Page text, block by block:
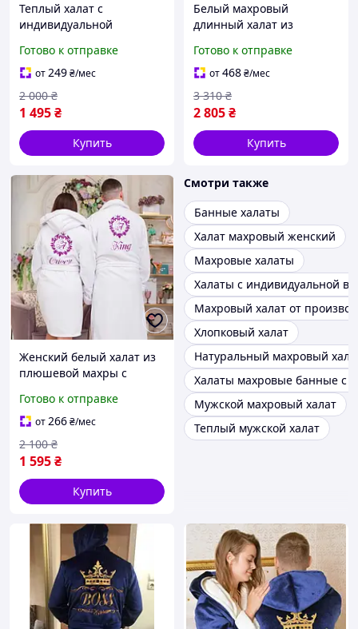
Теплый халат с
индивидуальной
воротником длинный на
запах бордовый
Готово к отправке
от249₴/мес
1 495₴
2 000 ₴
Купить
Белый махровый
длинный халат из
100% хлопок с
воротником и именной
вышивкой.
Готово к отправке
от468₴/мес
2 805₴
3 310 ₴
Купить
Женский белый халат из
плюшевой махры с
капюшоном подарок на
свадьбу
Готово к отправке
от266₴/мес
1 595₴
2 100 ₴
Купить
Смотри также
Банные халаты
Халат махровый женский
Махровые халаты
Халаты с индивидуальной
Махровый халат от
Хлопковый халат
Натуральный махровый
Халаты махровые банные с
Мужской махровый халат
Теплый мужской халат